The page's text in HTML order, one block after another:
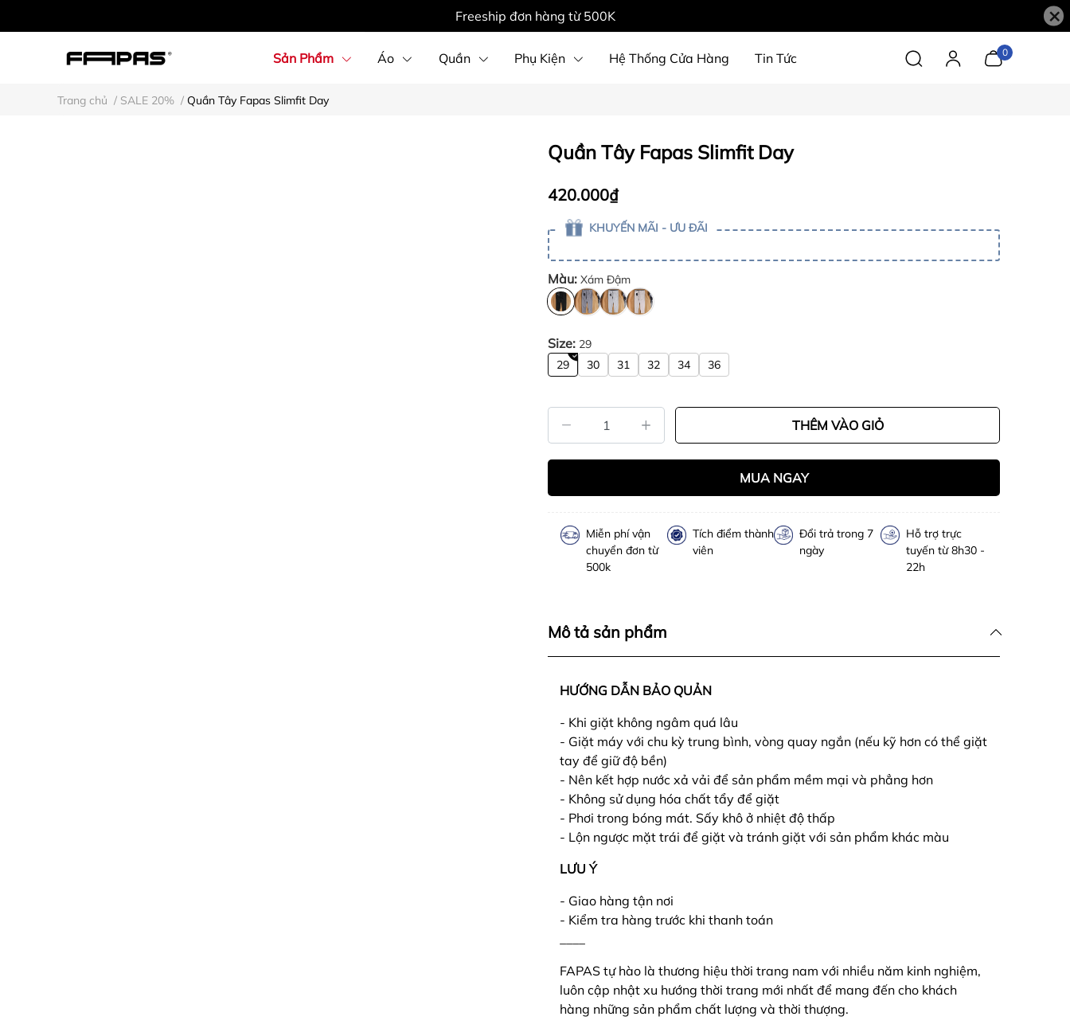
Freeship đơn hàng từ 500K ×
Sản Phẩm Áo Quần Phụ Kiện Hệ Thống Cửa Hàng Tin Tức 0
Trang chủ / SALE 20% / Quần Tây Fapas Slimfit Day
Quần Tây Fapas Slimfit Day
420.000₫
KHUYẾN MÃI - ƯU ĐÃI
Màu: Xám Đậm
Size: 29
29
30 31 32 34 36
THÊM VÀO GIỎ
MUA NGAY
Miễn phí vận
chuyển đơn từ
500k
Tích điểm thành
viên
Đổi trả trong 7
ngày
Hỗ trợ trực
tuyến từ 8h30 -
22h
Mô tả sản phẩm
HƯỚNG DẪN BẢO QUẢN
- Khi giặt không ngâm quá lâu
- Giặt máy với chu kỳ trung bình, vòng quay ngắn (nếu kỹ hơn có thể giặt
tay để giữ độ bền)
- Nên kết hợp nước xả vải để sản phẩm mềm mại và phẳng hơn
- Không sử dụng hóa chất tẩy để giặt
- Phơi trong bóng mát. Sấy khô ở nhiệt độ thấp
- Lộn ngược mặt trái để giặt và tránh giặt với sản phẩm khác màu
LƯU Ý
- Giao hàng tận nơi
- Kiểm tra hàng trước khi thanh toán
FAPAS tự hào là thương hiệu thời trang nam với nhiều năm kinh nghiệm,
luôn cập nhật xu hướng thời trang mới nhất để mang đến cho khách
hàng những sản phẩm chất lượng và thời thượng.